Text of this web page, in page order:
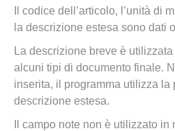
Il codice dell’articolo, l’unità di
la descrizione estesa sono dati
La descrizione breve è
alcuni tipi di documento finale.
inserita, il programma utilizza la
descrizione estesa.
Il campo note non è utilizzato in